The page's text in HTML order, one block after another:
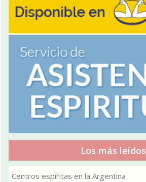
Los más leídos
Centros espíritas en la Argentina